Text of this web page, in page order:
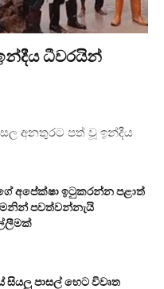
ධීවරයින්
අනතුරට පත් වූ ඉන්දීය
අපේක්ෂා ඉටුකරන්න පළාත්
පවත්වන්නැයි
සියලු පාසල් හෙට විවෘත